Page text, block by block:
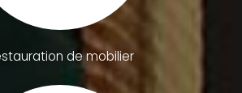
de mobilier